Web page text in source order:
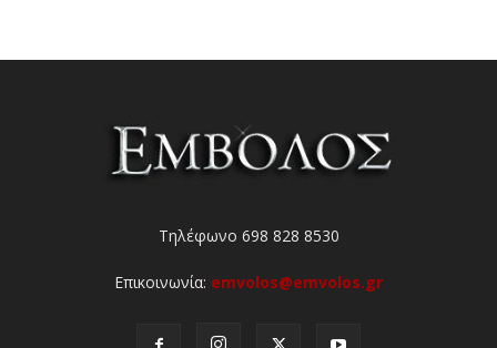
Τηλέφωνο 698 828 8530
Επικοινωνία: emvolos@emvolos.gr